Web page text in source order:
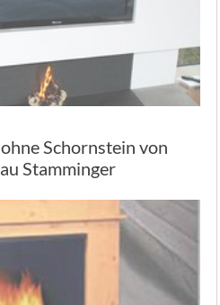
Schornstein von
Stamminger